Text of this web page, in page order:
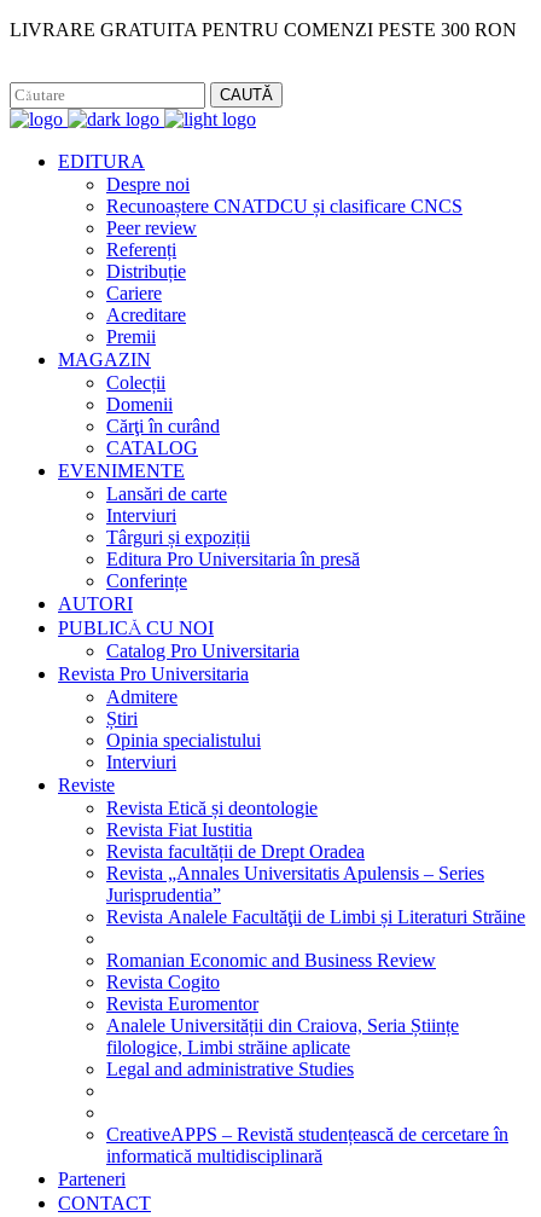
LIVRARE GRATUITA PENTRU COMENZI PESTE 300 RON
CAUTĂ
EDITURA
Despre noi
Recunoaștere CNATDCU și clasificare CNCS
Peer review
Referenți
Distribuție
Cariere
Acreditare
Premii
MAGAZIN
Colecții
Domenii
Cărţi în curând
CATALOG
EVENIMENTE
Lansări de carte
Interviuri
Târguri și expoziții
Editura Pro Universitaria în presă
Conferințe
AUTORI
PUBLICĂ CU NOI
Catalog Pro Universitaria
Revista Pro Universitaria
Admitere
Știri
Opinia specialistului
Interviuri
Reviste
Revista Etică și deontologie
Revista Fiat Iustitia
Revista facultății de Drept Oradea
Revista „Annales Universitatis Apulensis – Series
Jurisprudentia”
Revista Analele Facultăţii de Limbi și Literaturi Străine
Romanian Economic and Business Review
Revista Cogito
Revista Euromentor
Analele Universității din Craiova, Seria Științe
filologice, Limbi străine aplicate
Legal and administrative Studies
CreativeAPPS – Revistă studențească de cercetare în
informatică multidisciplinară
Parteneri
CONTACT